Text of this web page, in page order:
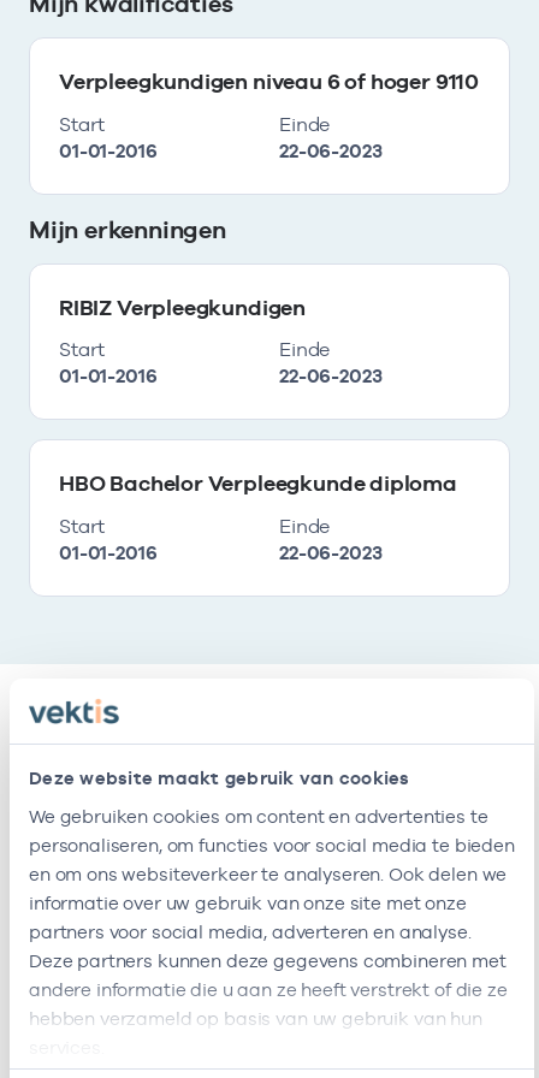
Deze website maakt gebruik van cookies
We gebruiken cookies om content en advertenties te
personaliseren, om functies voor social media te bieden
en om ons websiteverkeer te analyseren. Ook delen we
informatie over uw gebruik van onze site met onze
partners voor social media, adverteren en analyse.
Deze partners kunnen deze gegevens combineren met
andere informatie die u aan ze heeft verstrekt of die ze
hebben verzameld op basis van uw gebruik van hun
Verpleegkundigen niveau 6 of hoger 9110
Start
01-01-2016
Einde
22-06-2023
Mijn erkenningen
RIBIZ Verpleegkundigen
Start
01-01-2016
Einde
22-06-2023
HBO Bachelor Verpleegkunde diploma
Start
01-01-2016
Einde
22-06-2023
Relaties
Ik ben werkzaam bij de volgende vestigingen
Ik ben werkzaam bij de volgende vestigingen
Naam Zorgaanbod AGB-code
Stichting
Viva!
Zorggroep
Verpleegkundigen niveau 6 of hoger 75750178